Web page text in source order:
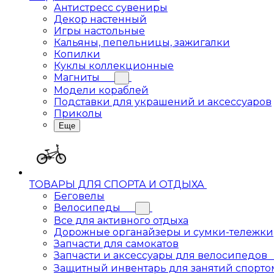
Антистресс сувениры
Декор настенный
Игры настольные
Кальяны, пепельницы, зажигалки
Копилки
Куклы коллекционные
Магниты
Модели кораблей
Подставки для украшений и аксессуаров
Приколы
Еще
ТОВАРЫ ДЛЯ СПОРТА И ОТДЫХА
Беговелы
Велосипеды
Все для активного отдыха
Дорожные органайзеры и сумки-тележки
Запчасти для самокатов
Запчасти и аксессуары для велосипедов
Защитный инвентарь для занятий